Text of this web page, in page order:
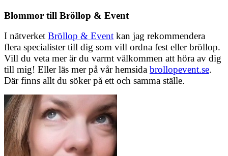
Blommor till Bröllop & Event
I nätverket Bröllop & Event kan jag rekommendera
flera specialister till dig som vill ordna fest eller bröllop.
Vill du veta mer är du varmt välkommen att höra av dig
till mig! Eller läs mer på vår hemsida brollopevent.se.
Där finns allt du söker på ett och samma ställe.